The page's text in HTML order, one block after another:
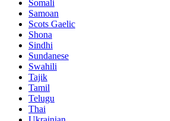
Somali
Samoan
Scots Gaelic
Shona
Sindhi
Sundanese
Swahili
Tajik
Tamil
Telugu
Thai